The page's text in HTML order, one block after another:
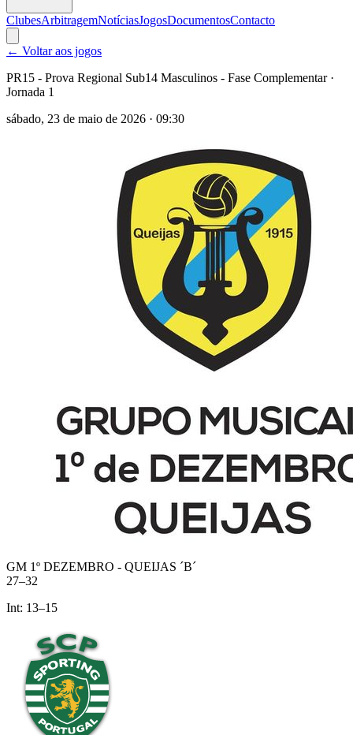
ClubesArbitragemNotíciasJogosDocumentosContacto
← Voltar aos jogos
PR15 - Prova Regional Sub14 Masculinos - Fase Complementar·
Jornada 1
sábado, 23 de maio de 2026 · 09:30
GM 1º DEZEMBRO - QUEIJAS ´B´
27–32
Int: 13–15